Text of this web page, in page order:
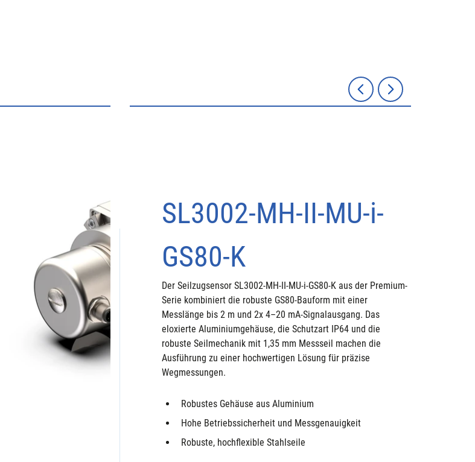
SL3002-MH-II-MU-i-
GS80-K
Der Seilzugsensor SL3002-MH-II-MU-i-GS80-K aus der Premium-
Serie kombiniert die robuste GS80-Bauform mit einer
Messlänge bis 2 m und 2x 4–20 mA-Signalausgang. Das
eloxierte Aluminiumgehäuse, die Schutzart IP64 und die
robuste Seilmechanik mit 1,35 mm Messseil machen die
Ausführung zu einer hochwertigen Lösung für präzise
Wegmessungen.
Robustes Gehäuse aus Aluminium
Hohe Betriebssicherheit und Messgenauigkeit
Robuste, hochflexible Stahlseile